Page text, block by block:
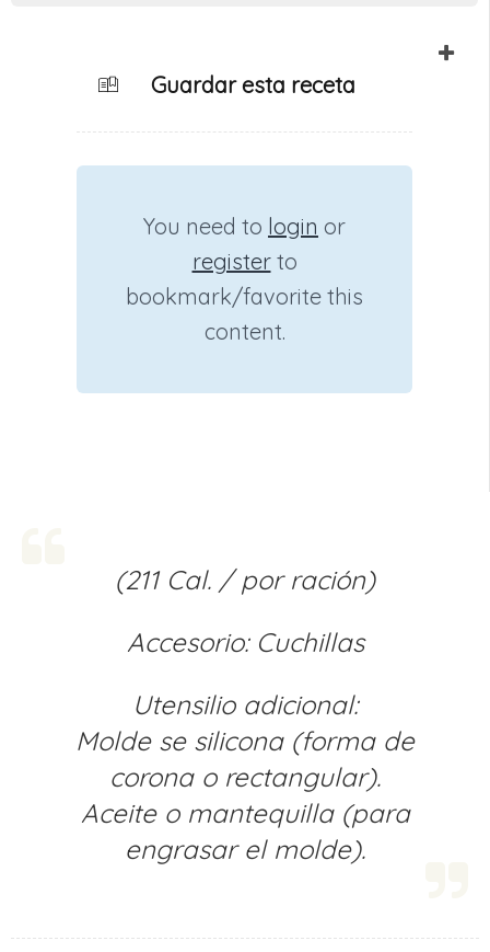
Guardar esta receta
You need to login or
registerto
bookmark/favorite this
content.
(211 Cal. / por ración)
Accesorio: Cuchillas
Utensilio adicional:
Molde se silicona (forma de
corona o rectangular).
Aceite o mantequilla (para
engrasar el molde).